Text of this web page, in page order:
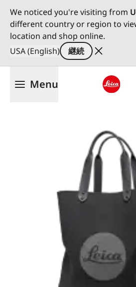
We noticed you're visiting from
different country or region to
location and shop online.
USA (English)
継続
Menu